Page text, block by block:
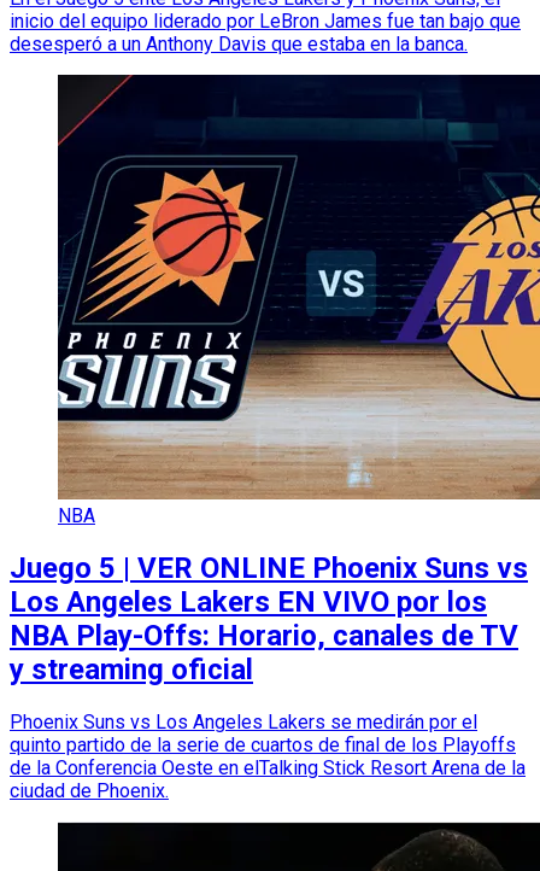
inicio del equipo liderado por LeBron James fue tan bajo que
desesperó a un Anthony Davis que estaba en la banca.
NBA
Juego 5 | VER ONLINE Phoenix Suns vs
Los Angeles Lakers EN VIVO por los
NBA Play-Offs: Horario, canales de TV
y streaming oficial
Phoenix Suns vs Los Angeles Lakers se medirán por el
quinto partido de la serie de cuartos de final de los Playoffs
de la Conferencia Oeste en elTalking Stick Resort Arena de la
ciudad de Phoenix.